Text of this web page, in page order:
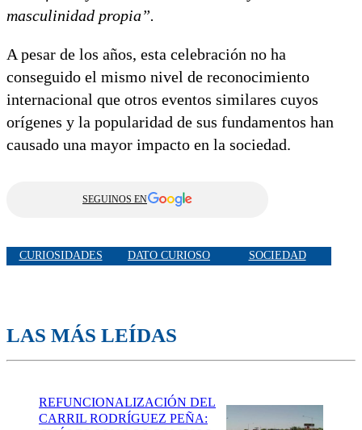
masculinidad propia”.
A pesar de los años, esta celebración no ha
conseguido el mismo nivel de reconocimiento
internacional que otros eventos similares cuyos
orígenes y la popularidad de sus fundamentos han
causado una mayor impacto en la sociedad.
SEGUINOS EN
CURIOSIDADES DATO CURIOSO SOCIEDAD
LAS MÁS LEÍDAS
REFUNCIONALIZACIÓN DEL
CARRIL RODRÍGUEZ PEÑA: